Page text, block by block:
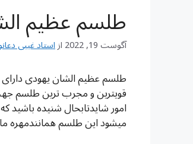
طلسم عظیم
آگوست 19, 2022 ازاستاد غیبی
طلسم عظیم الشان یهودی
قویترین و مجرب ترین طلسم
امور شایدتابحال شنیده
میشود این طلسم همانندمهره